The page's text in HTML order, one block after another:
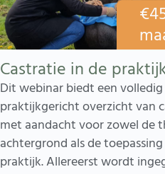
€
Castratie in de
Dit webinar biedt een
praktijkgericht overzicht van
met aandacht voor zowel de
achtergrond als de
praktijk. Allereerst wordt